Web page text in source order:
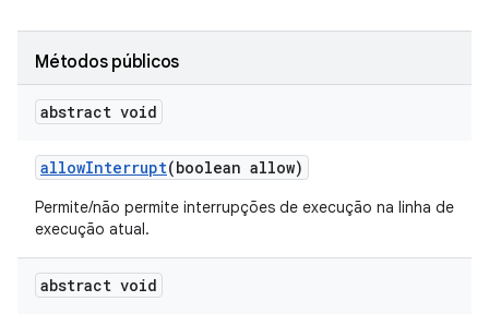
Métodos públicos
abstract void
allowInterrupt(boolean allow)
Permite/não permite interrupções de execução na linha de
execução atual.
abstract void